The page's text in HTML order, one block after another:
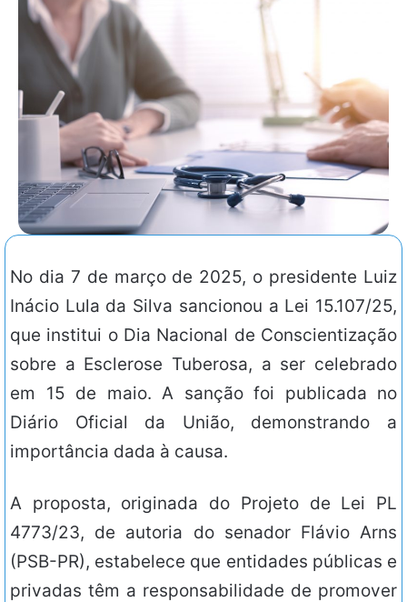
No dia 7 de março de 2025, o presidente Luiz
Inácio Lula da Silva sancionou a Lei 15.107/25,
que institui o Dia Nacional de Conscientização
sobre a Esclerose Tuberosa, a ser celebrado
em 15 de maio. A sanção foi publicada no
Diário Oficial da União, demonstrando a
importância dada à causa.
A proposta, originada do Projeto de Lei PL
4773/23, de autoria do senador Flávio Arns
(PSB-PR), estabelece que entidades públicas e
privadas têm a responsabilidade de promover